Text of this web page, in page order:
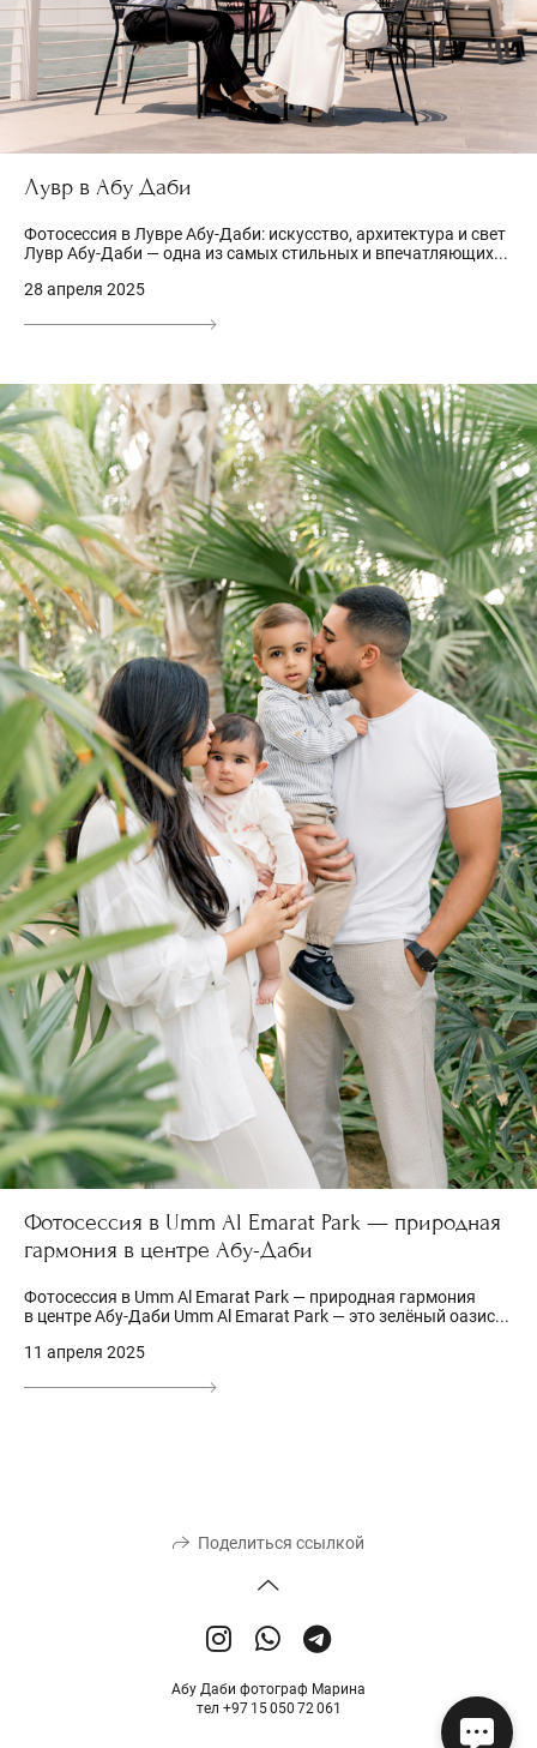
Лувр в Абу Даби
Фотосессия в Лувре Абу-Даби: искусство, архитектура и свет
Лувр Абу-Даби — одна из самых стильных и впечатляющих...
28 апреля 2025
Фотосессия в Umm Al Emarat Park — природная
гармония в центре Абу-Даби
Фотосессия в Umm Al Emarat Park — природная гармония
в центре Абу-Даби Umm Al Emarat Park — это зелёный оазис...
11 апреля 2025
Поделиться ссылкой
Абу Даби фотограф Марина
тел +97 15 050 72 061